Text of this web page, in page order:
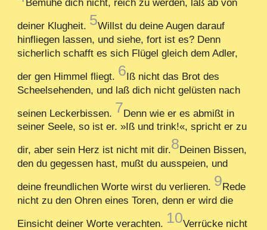
Bemühe dich nicht, reich zu werden, laß ab von
deiner Klugheit. 5Willst du deine Augen darauf
hinfliegen lassen, und siehe, fort ist es? Denn
sicherlich schafft es sich Flügel gleich dem Adler,
der gen Himmel fliegt. 6Iß nicht das Brot des
Scheelsehenden, und laß dich nicht gelüsten nach
seinen Leckerbissen. 7Denn wie er es abmißt in
seiner Seele, so ist er. »Iß und trink!«, spricht er zu
dir, aber sein Herz ist nicht mit dir.8Deinen Bissen,
den du gegessen hast, mußt du ausspeien, und
deine freundlichen Worte wirst du verlieren. 9Rede
nicht zu den Ohren eines Toren, denn er wird die
Einsicht deiner Worte verachten. 10Verrücke nicht